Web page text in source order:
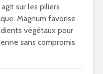
sur les piliers
Magnum favorise
végétaux pour
sans compromis